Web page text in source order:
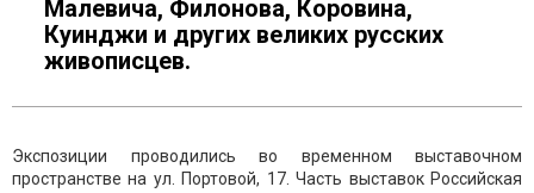
Малевича, Филонова, Коровина,
Куинджи и других великих русских
живописцев.
Экспозиции проводились во временном выставочном
пространстве на ул. Портовой, 17. Часть выставок Российская